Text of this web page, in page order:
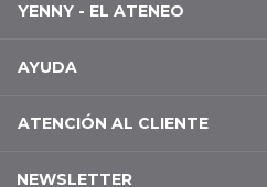
YENNY - EL ATENEO
AYUDA
ATENCIÓN AL CLIENTE
NEWSLETTER